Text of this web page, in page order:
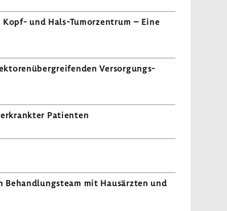
und Hals-​Tumorzentrum – Eine
Versor­gungs­
erkrankter Pati­enten
Behand­lungs­team mit Haus­ärzten und